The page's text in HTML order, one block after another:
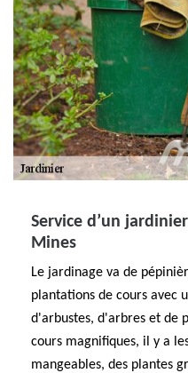
Service d’un
Mines
Le jardinage va de
plantations de cours avec
d'arbustes, d'arbres et de
cours magnifiques, il y a
mangeables, des plantes